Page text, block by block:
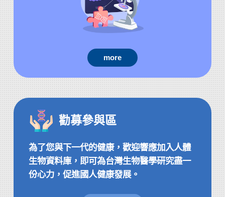
more
勸募參與區
為了您與下一代的健康，歡迎響應加入人體
生物資料庫，即可為台灣生物醫學研究盡一
份心力，促進國人健康發展。